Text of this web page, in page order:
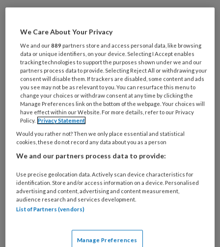
Wat
is
je
e-
mailadres?
* *
Kies
je
wachtwoord* *
Kies
je
functie *
Bij
welke
organisatie
werk
je?
Untitled
Ontvang 2x per week de
Ontvang iedere zondag het
We Care About Your Privacy
We and our889 partners store and access personal data, like browsing
data or unique identifiers, on your device. Selecting I Accept enables
tracking technologies to support the purposes shown under we and our
partners process data to provide. Selecting Reject All or withdrawing your
consent will disable them. If trackers are disabled, some content and ads
you see may not be as relevant to you. You can resurface this menu to
change your choices or withdraw consent at any time by clicking the
Manage Preferences link on the bottom of the webpage. Your choices will
have effect within our Website. For more details, refer to our Privacy
Policy. Privacy Statement
Would you rather not? Then we only place essential and statistical
cookies, these do not record any data about you as a person
We and our partners process data to provide:
Use precise geolocation data. Actively scan device characteristics for
identification. Store and/or access information on a device. Personalised
advertising and content, advertising and content measurement,
audience research and services development.
List of Partners (vendors)
Manage Preferences